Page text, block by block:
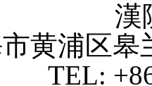
漢
市黄浦区
TEL: